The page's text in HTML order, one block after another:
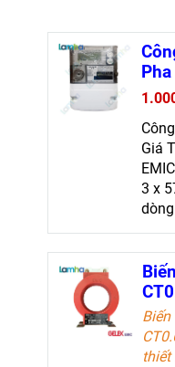
Giá
3 x
tải
1.0
đo